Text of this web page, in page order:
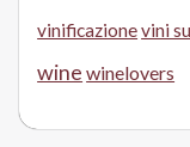
vinificazionevini
wine winelovers